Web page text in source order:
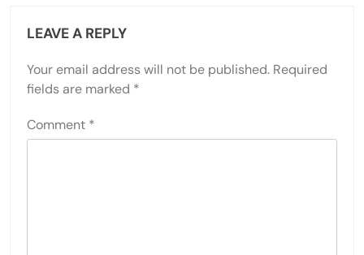
LEAVE A REPLY
Your email address will not be published. Required
fields are marked *
Comment *